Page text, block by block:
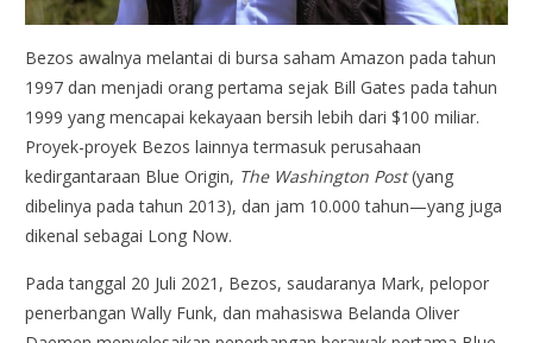
Bezos awalnya melantai di bursa saham Amazon pada tahun
1997 dan menjadi orang pertama sejak Bill Gates pada tahun
1999 yang mencapai kekayaan bersih lebih dari $100 miliar.
Proyek-proyek Bezos lainnya termasuk perusahaan
kedirgantaraan Blue Origin, The Washington Post(yang
dibelinya pada tahun 2013), dan jam 10.000 tahun—yang juga
dikenal sebagai Long Now.
Pada tanggal 20 Juli 2021, Bezos, saudaranya Mark, pelopor
penerbangan Wally Funk, dan mahasiswa Belanda Oliver